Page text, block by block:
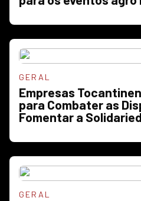
GERAL
Empresas
para Combater as
Fomentar a
GERAL